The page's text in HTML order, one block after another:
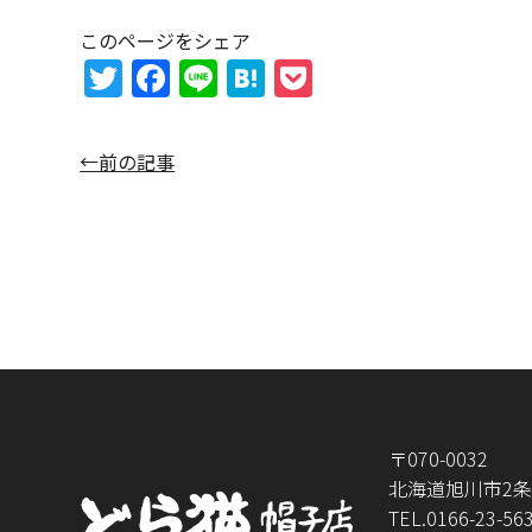
このページをシェア
T
w
itt
F
a
c
Li
n
H
at
←前の記事
〒070-0032
北海道旭川市2
TEL.0166-23-